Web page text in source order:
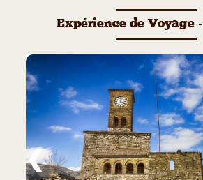
Expérience de Voyage -
❮